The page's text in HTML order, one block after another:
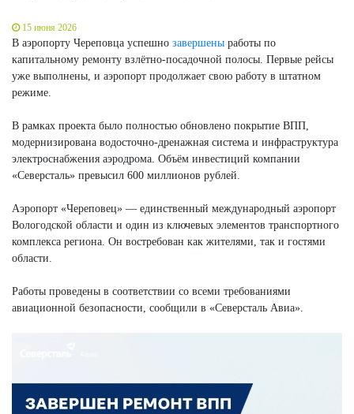
15 июня 2026
В аэропорту Череповца успешно завершены работы по
капитальному ремонту взлётно-посадочной полосы. Первые рейсы
уже выполнены, и аэропорт продолжает свою работу в штатном
режиме.
В рамках проекта было полностью обновлено покрытие ВПП,
модернизирована водосточно-дренажная система и инфраструктура
электроснабжения аэродрома. Объём инвестиций компании
«Северсталь» превысил 600 миллионов рублей.
Аэропорт «Череповец» — единственный международный аэропорт
Вологодской области и один из ключевых элементов транспортного
комплекса региона. Он востребован как жителями, так и гостями
области.
Работы проведены в соответствии со всеми требованиями
авиационной безопасности, сообщили в «Северсталь Авиа».